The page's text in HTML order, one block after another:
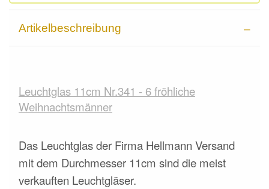
Artikelbeschreibung
Leuchtglas 11cm Nr.341 - 6 fröhliche
Weihnachtsmänner
Das Leuchtglas der Firma Hellmann Versand
mit dem Durchmesser 11cm sind die meist
verkauften Leuchtgläser.